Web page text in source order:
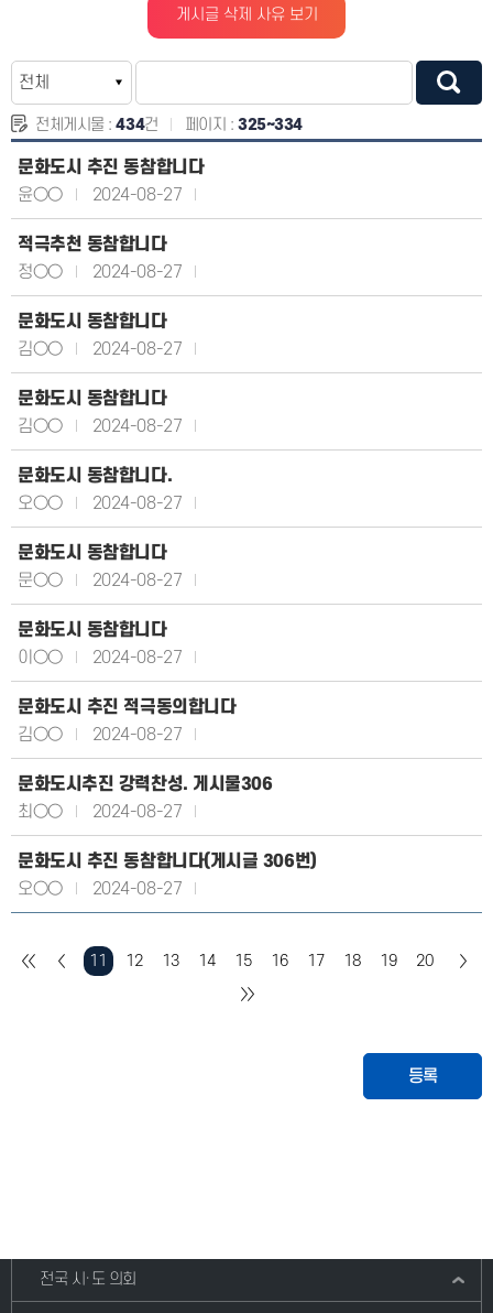
게시글 삭제 사유 보기
전체게시물 :434건 페이지 :325~334
문화도시 추진 동참합니다
윤○○
2024-08-27
적극추천 동참합니다
정○○
2024-08-27
문화도시 동참합니다
김○○
2024-08-27
문화도시 동참합니다
김○○
2024-08-27
문화도시 동참합니다.
오○○
2024-08-27
문화도시 동참합니다
문○○
2024-08-27
문화도시 동참합니다
이○○
2024-08-27
문화도시 추진 적극동의합니다
김○○
2024-08-27
문화도시추진 강력찬성. 게시물306
최○○
2024-08-27
문화도시 추진 동참합니다(게시글 306번)
오○○
2024-08-27
11 12 13 14 15 16 17 18 19 20
등록
전국 시·도 의회